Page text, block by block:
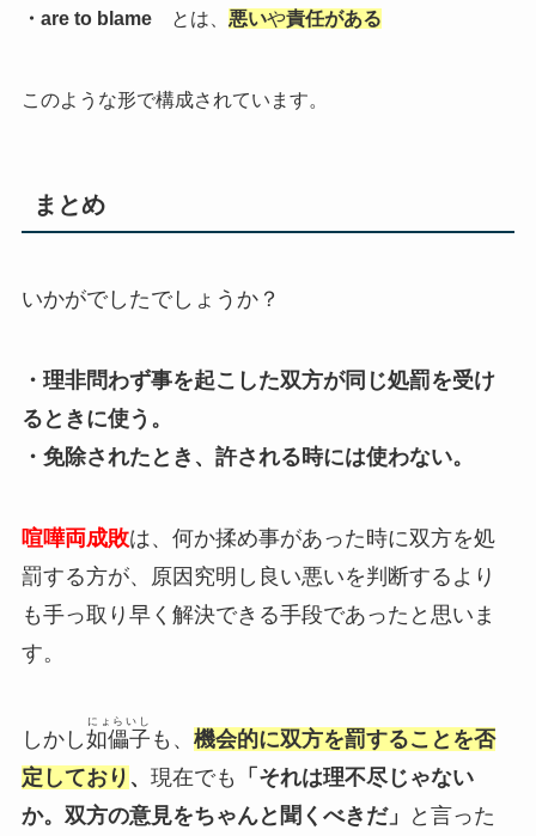
・are to blame とは、 悪いや責任がある
このような形で構成されています。
まとめ
いかがでしたでしょうか？
・理非問わず事を起こした双方が同じ処罰を受け
るときに使う。
・免除されたとき、許される時には使わない。
喧嘩両成敗は、何か揉め事があった時に双方を処
罰する方が、原因究明し良い悪いを判断するより
も手っ取り早く解決できる手段であったと思いま
す。
しかし如儡子
にょらいし
も、 機会的に双方を罰することを否
定しており 、 現在でも
「それは理不尽じゃない
か。双方の意見をちゃんと聞くべきだ」
と言った